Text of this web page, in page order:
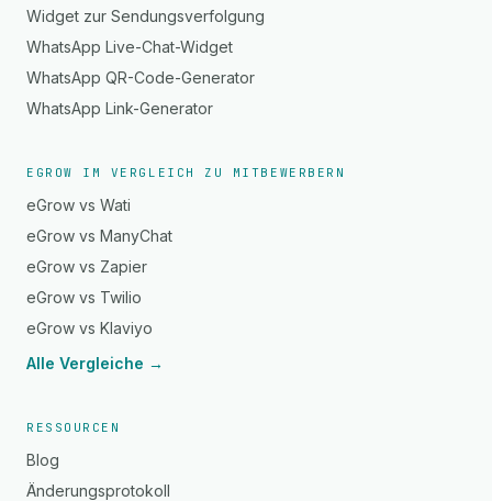
Widget zur Sendungsverfolgung
WhatsApp Live-Chat-Widget
WhatsApp QR-Code-Generator
WhatsApp Link-Generator
EGROW IM VERGLEICH ZU MITBEWERBERN
eGrow vs Wati
eGrow vs ManyChat
eGrow vs Zapier
eGrow vs Twilio
eGrow vs Klaviyo
Alle Vergleiche →
RESSOURCEN
Blog
Änderungsprotokoll